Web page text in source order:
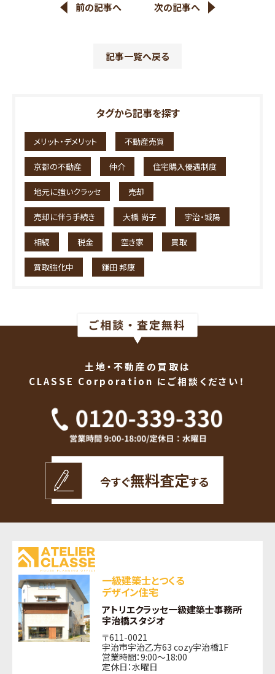
前の記事へ
記事一覧へ戻る
次の記事へ
タグから記事を探す
メリット・デメリット 不動産売買
京都の不動産 仲介 住宅購入優遇制度
地元に強いクラッセ 売却
売却に伴う手続き 大橋 尚子 宇治・城陽
相続 税金 空き家 買取
買取強化中 鎌田 邦康
土地・不動産の買取は
CLASSE Corporation にご相談ください！
今すぐ無料査定する
一級建築士とつくる
デザイン住宅
アトリエクラッセ一級建築士事務所
宇治橋スタジオ
〒611-0021
宇治市宇治乙方63 cozy宇治橋1F
営業時間：9:00〜18:00
定休日：水曜日